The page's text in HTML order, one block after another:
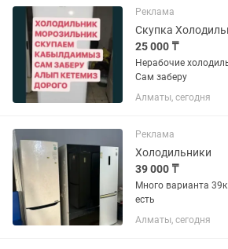
Реклама
Скупка
25 000 ₸
Нерабочие
Сам заберу
Алматы, сегодня
Реклама
Холодильники
39 000 ₸
Много варианта
есть
Алматы, сегодня